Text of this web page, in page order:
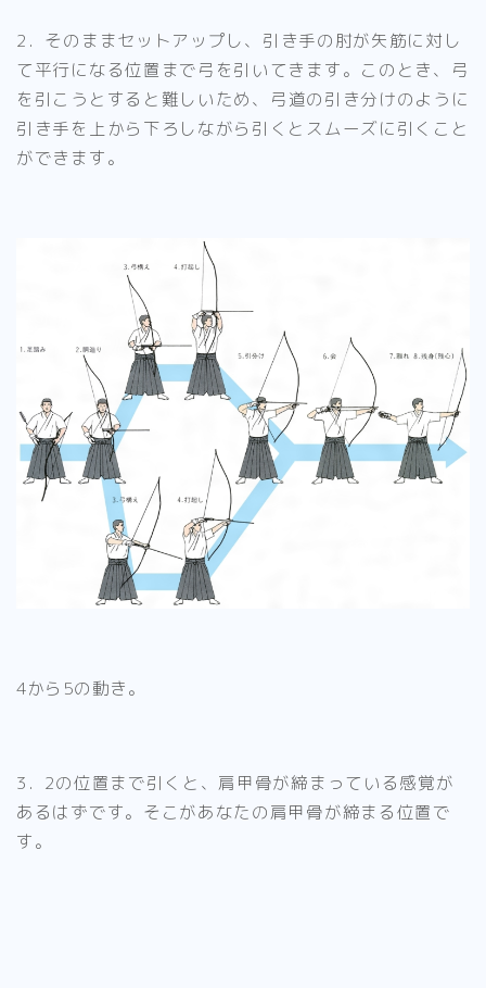
2．そのままセットアップし、 引き手の肘が矢筋に対し
て平行になる位置まで弓を引いてきます。 このとき、弓
を引こうとすると難しいため、 弓道の引き分けのように
引き手を上から下ろしながら引くとスムーズに引くこと
ができます。
4から5の動き。
3．2の位置まで引くと、肩甲骨が締まっている感覚が
あるはずです。そこがあなたの肩甲骨が締まる位置で
す。